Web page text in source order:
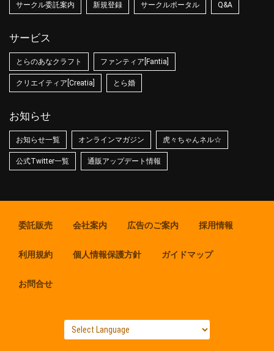
サークル委託案内 新規登録 サークルポータル Q&A
サービス
とらのあなクラフト ファンティア[Fantia]
クリエイティア[Creatia] とら婚
お知らせ
お知らせ一覧 オンラインマガジン 虎々ちゃんネル☆
公式Twitter一覧 通販アップデート情報
委託販売 会社案内 広告のご案内 採用情報
利用規約 個人情報保護方針 ガイドマップ
お問合せ